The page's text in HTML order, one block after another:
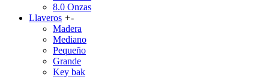
8.0 Onzas
Llaveros +-
Madera
Mediano
Pequeño
Grande
Key bak